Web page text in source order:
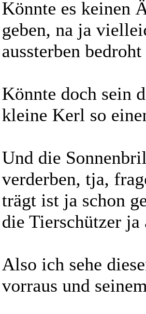
Könnte es keinen
geben, na ja
aussterben
Könnte doch sein
kleine Kerl so
Und die
verderben, tja,
trägt ist ja schon
die Tierschützer ja
Also ich sehe
vorraus und